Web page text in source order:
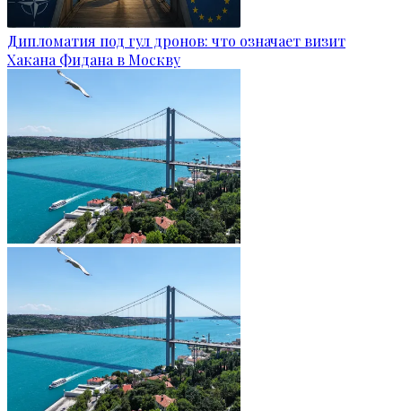
Дипломатия под гул дронов: что означает визит
Хакана Фидана в Москву